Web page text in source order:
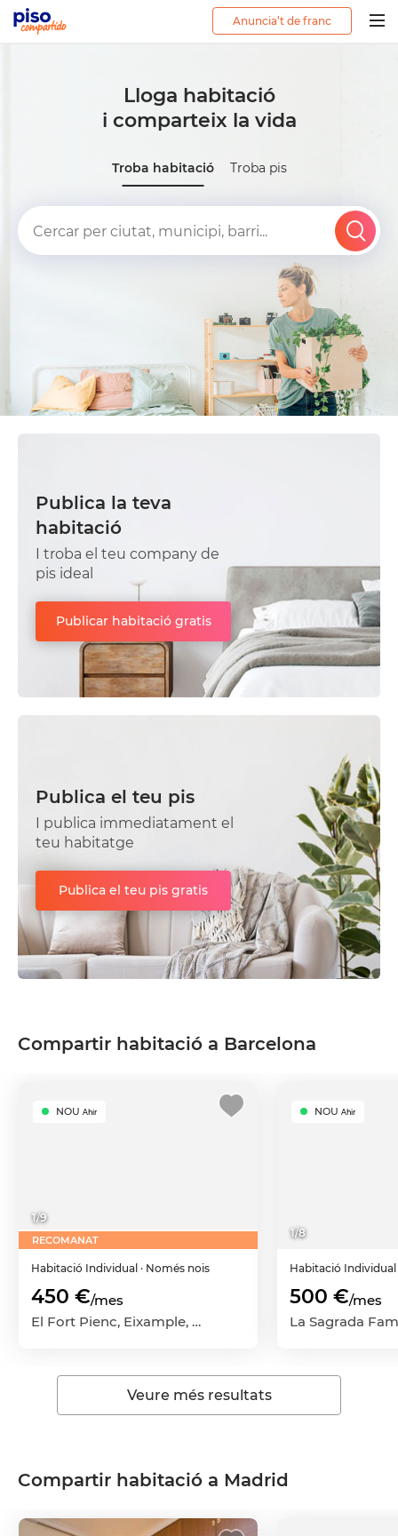
Anuncia’t de franc
Lloga habitació
i comparteix la vida
Troba habitació Troba pis
Publica la teva
habitació
I troba el teu company de
pis ideal
Publicar habitació gratis
Publica el teu pis
I publica immediatament el
teu habitatge
Publica el teu pis gratis
Compartir habitació a Barcelona
1/9
NOU Ahir
RECOMANAT
Habitació Individual · Només nois
450 €/mes
El Fort Pienc, Eixample, Barcelona Capital, Barcelona
1/8
NOU Ahir
Habitació Individual
500 €/mes
Veure més resultats
Compartir habitació a Madrid